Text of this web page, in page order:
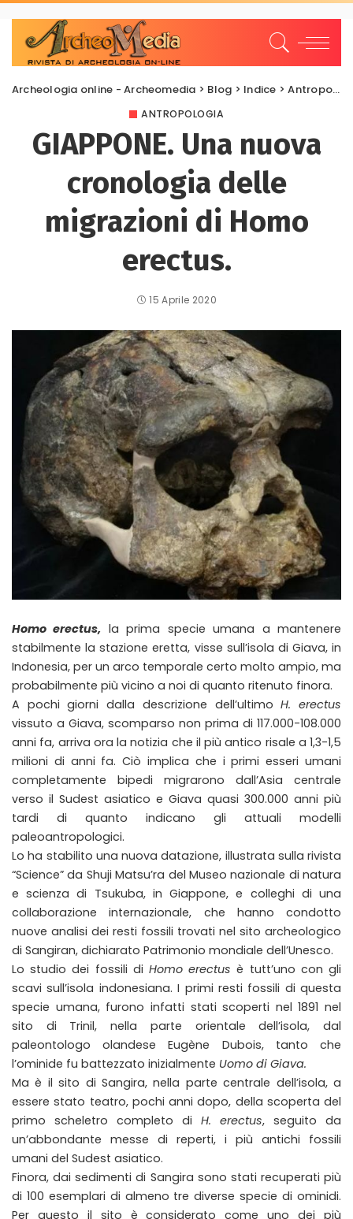
Archeologia online - Archeomedia > Blog > Indice >Antropologia
ANTROPOLOGIA
GIAPPONE. Una nuova
cronologia delle
migrazioni di Homo
erectus.
15 Aprile 2020
Homo erectus, la prima specie umana a mantenere
stabilmente la stazione eretta, visse sull’isola di Giava, in
Indonesia, per un arco temporale certo molto ampio, ma
probabilmente più vicino a noi di quanto ritenuto finora.
A pochi giorni dalla descrizione dell’ultimoH. erectus
vissuto a Giava, scomparso non prima di 117.000-108.000
anni fa, arriva ora la notizia che il più antico risale a 1,3-1,5
milioni di anni fa. Ciò implica che i primi esseri umani
completamente bipedi migrarono dall’Asia centrale
verso il Sudest asiatico e Giava quasi 300.000 anni più
tardi di quanto indicano gli attuali modelli
paleoantropologici.
Lo ha stabilito una nuova datazione, illustrata sulla rivista
“Science” da Shuji Matsu’ra del Museo nazionale di natura
e scienza di Tsukuba, in Giappone, e colleghi di una
collaborazione internazionale, che hanno condotto
nuove analisi dei resti fossili trovati nel sito archeologico
di Sangiran, dichiarato Patrimonio mondiale dell’Unesco.
Lo studio dei fossili di Homo erectus è tutt’uno con gli
scavi sull’isola indonesiana. I primi resti fossili di questa
specie umana, furono infatti stati scoperti nel 1891 nel
sito di Trinil, nella parte orientale dell’isola, dal
paleontologo olandese Eugène Dubois, tanto che
l’ominide fu battezzato inizialmente Uomo di Giava.
Ma è il sito di Sangira, nella parte centrale dell’isola, a
essere stato teatro, pochi anni dopo, della scoperta del
primo scheletro completo di H. erectus, seguito da
un’abbondante messe di reperti, i più antichi fossili
umani del Sudest asiatico.
Finora, dai sedimenti di Sangira sono stati recuperati più
di 100 esemplari di almeno tre diverse specie di ominidi.
Per questo il sito è considerato come uno dei più